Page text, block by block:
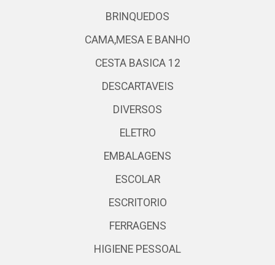
BRINQUEDOS
CAMA,MESA E BANHO
CESTA BASICA 12
DESCARTAVEIS
DIVERSOS
ELETRO
EMBALAGENS
ESCOLAR
ESCRITORIO
FERRAGENS
HIGIENE PESSOAL